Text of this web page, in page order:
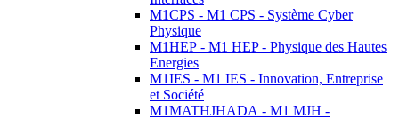
M1CPS - M1 CPS - Système Cyber
Physique
M1HEP - M1 HEP - Physique des Hautes
Energies
M1IES - M1 IES - Innovation, Entreprise
et Société
M1MATHJHADA - M1 MJH -